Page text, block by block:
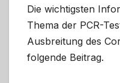
Die wichtigsten
Thema der PCR-
Ausbreitung des
folgende Beitrag.